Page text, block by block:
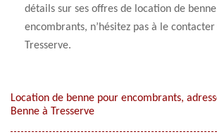
détails sur ses offres de location de
encombrants, n’hésitez pas à le contacter
Tresserve.
Location de benne pour encombrants,
Benne à Tresserve